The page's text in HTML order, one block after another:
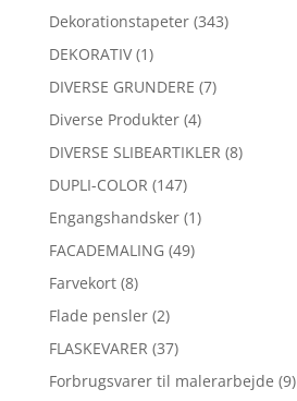
Dekorationstapeter (343)
DEKORATIV (1)
DIVERSE GRUNDERE (7)
Diverse Produkter (4)
DIVERSE SLIBEARTIKLER (8)
DUPLI-COLOR (147)
Engangshandsker (1)
FACADEMALING (49)
Farvekort (8)
Flade pensler (2)
FLASKEVARER (37)
Forbrugsvarer til malerarbejde (9)